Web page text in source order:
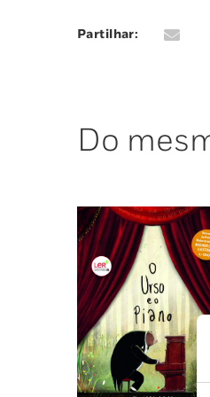
Partilhar:
Do